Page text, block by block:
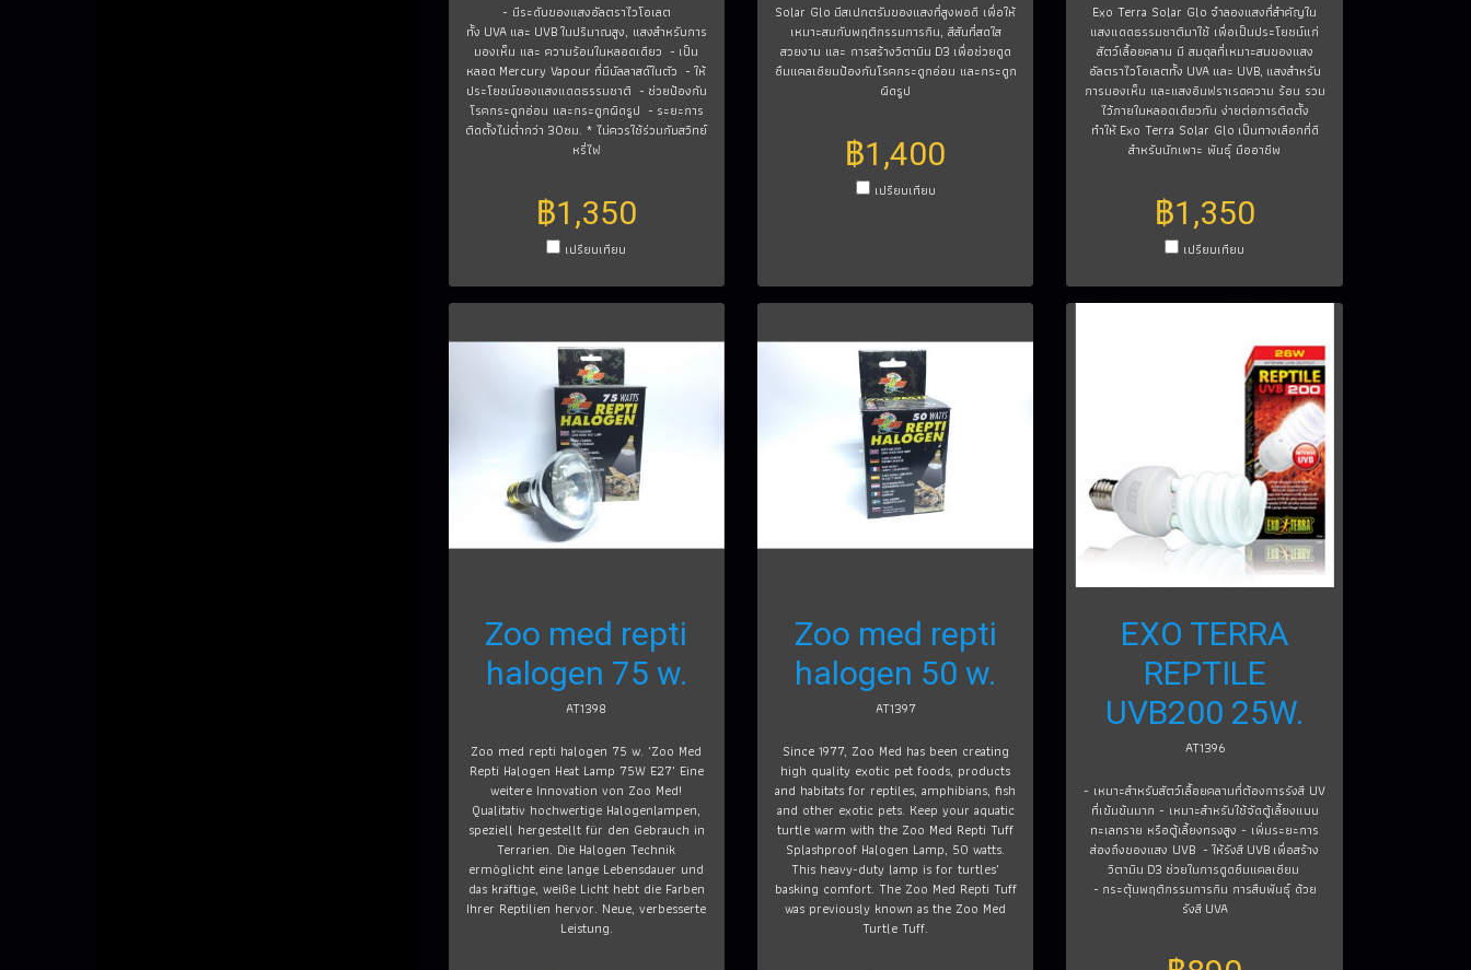
- มีระดับของแสงอัลตราไวโอเลต
ทั้ง UVA และ UVB ในปริมาณสูง, แสงสำหรับการ
มองเห็น และ ความร้อนในหลอดเดียว - เป็น
หลอด Mercury Vapour ที่มีบัลลาสด์ในตัว - ให้
ประโยชน์ของแสงแดดธรรมชาติ - ช่วยป้องกัน
โรคกระดูกอ่อน และกระดูกผิดรูป - ระยะการ
ติดตั้งไม่ต่ำกว่า 30ซม. * ไม่ควรใช้ร่วมกับสวิทย์
หรี่ไฟ
฿1,350
เปรียบเทียบ
Solar Glo มีสเปกตรัมของแสงที่สูงพอดี เพื่อให้
เหมาะสมกับพฤติกรรมการกิน, สีสันที่สดใส
สวยงาม และ การสร้างวิตามิน D3 เพื่อช่วยดูด
ซึมแคลเซียมป้องกันโรคกระดูกอ่อน และกระดูก
ผิดรูป
฿1,400
เปรียบเทียบ
Exo Terra Solar Glo จำลองแสงที่สำคัญใน
แสงแดดธรรมชาติมาใช้ เพื่อเป็นประโยชน์แก่
สัตว์เลื้อยคลาน มี สมดุลที่เหมาะสมของแสง
อัลตราไวโอเลตทั้ง UVA และ UVB, แสงสำหรับ
การมองเห็น และแสงอินฟราเรดความ ร้อน รวม
ไว้ภายในหลอดเดียวกัน ง่ายต่อการติดตั้ง
ทำให้ Exo Terra Solar Glo เป็นทางเลือกที่ดี
สำหรับนักเพาะ พันธุ์ มืออาชีพ
฿1,350
เปรียบเทียบ
Zoo med repti
halogen 75 w.
AT1398
Zoo med repti halogen 75 w. "Zoo Med
Repti Halogen Heat Lamp 75W E27" Eine
weitere Innovation von Zoo Med!
Qualitativ hochwertige Halogenlampen,
speziell hergestellt für den Gebrauch in
Terrarien. Die Halogen Technik
ermöglicht eine lange Lebensdauer und
das kräftige, weiße Licht hebt die Farben
Ihrer Reptilien hervor. Neue, verbesserte
Leistung.
Zoo med repti
halogen 50 w.
AT1397
Since 1977, Zoo Med has been creating
high quality exotic pet foods, products
and habitats for reptiles, amphibians, fish
and other exotic pets. Keep your aquatic
turtle warm with the Zoo Med Repti Tuff
Splashproof Halogen Lamp, 50 watts.
This heavy-duty lamp is for turtles'
basking comfort. The Zoo Med Repti Tuff
was previously known as the Zoo Med
Turtle Tuff.
EXO TERRA
REPTILE
UVB200 25W.
AT1396
- เหมาะสำหรับสัตว์เลื้อยคลานที่ต้องการรังสี UV
ที่เข้มข้นมาก - เหมาะสำหรับใช้จัดตู้เลี้ยงแบบ
ทะเลทราย หรือตู้เลี้ยงทรงสูง - เพิ่มระยะการ
ส่องถึงของแสง UVB - ให้รังสี UVB เพื่อสร้าง
วิตามิน D3 ช่วยในการดูดซึมแคลเซียม
- กระตุ้นพฤติกรรมการกิน การสืบพันธุ์ ด้วย
รังสี UVA